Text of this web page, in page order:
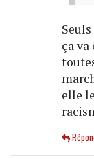
ça
elle